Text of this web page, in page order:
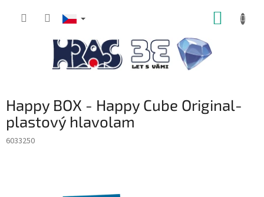
Happy BOX - Happy Cube Original-
plastový hlavolam
6033250